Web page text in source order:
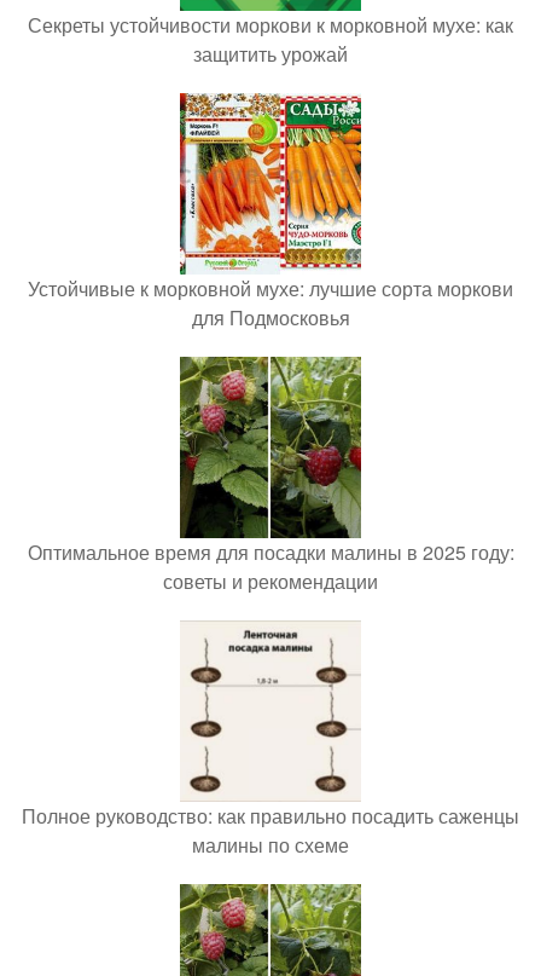
Секреты устойчивости моркови к морковной мухе: как
защитить урожай
Устойчивые к морковной мухе: лучшие сорта моркови
для Подмосковья
Оптимальное время для посадки малины в 2025 году:
советы и рекомендации
Полное руководство: как правильно посадить саженцы
малины по схеме